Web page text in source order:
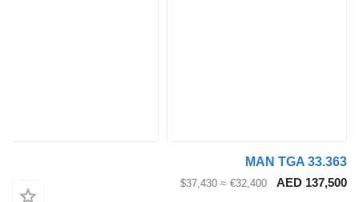
MAN TGA
AED
€32,400
≈ $37,430